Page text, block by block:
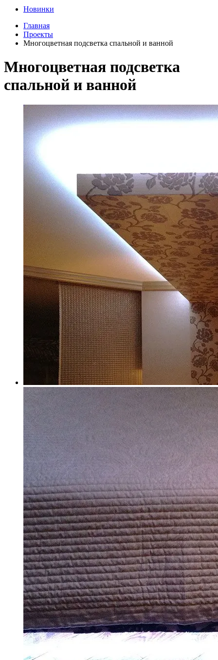
Новинки
Главная
Проекты
Многоцветная подсветка спальной и ванной
Многоцветная подсветка
спальной и ванной